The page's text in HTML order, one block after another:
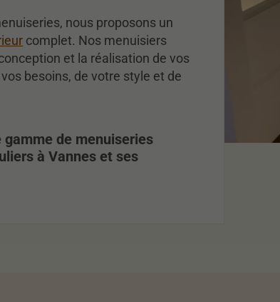
nous proposons un
complet. Nos menuisiers
et la réalisation de vos
besoins, de votre style et de
gamme de menuiseries
à Vannes et ses